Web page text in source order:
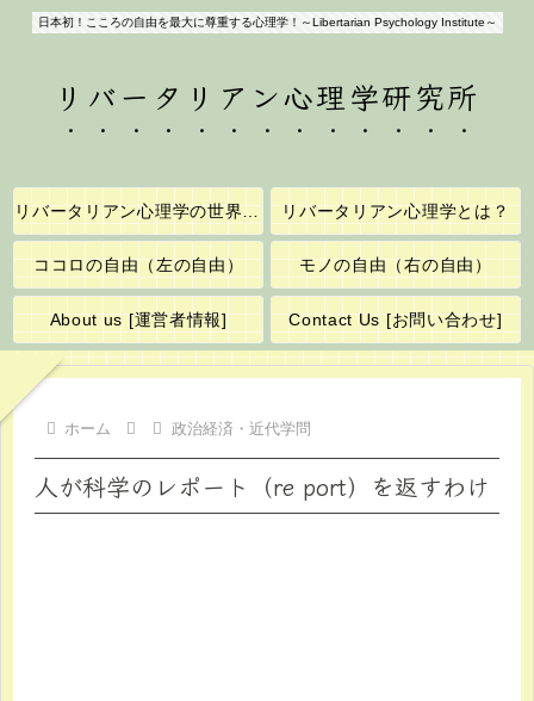
日本初！こころの自由を最大に尊重する心理学！～Libertarian Psychology Institute～
リバータリアン心理学研究所
リバータリアン心理学の世界へようこそ！ リバータリアン心理学とは？
ココロの自由（左の自由） モノの自由（右の自由）
About us [運営者情報] Contact Us [お問い合わせ]
ホーム 政治経済・近代学問
人が科学のレポート（re port）を返すわけ